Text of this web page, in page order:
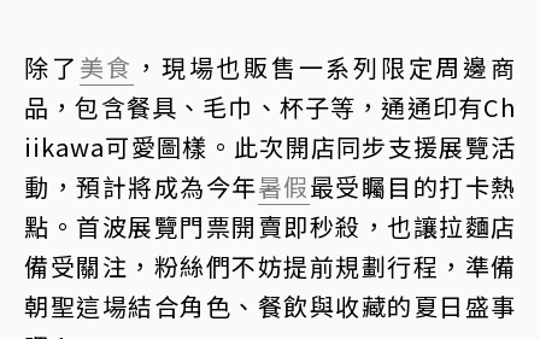
除了 美食 ，現場也販售一系列限定周邊商
品，包含餐具、毛巾、杯子等，通通印有Ch
iikawa可愛圖樣。此次開店同步支援展覽活
動，預計將成為今年暑假最受矚目的打卡熱
點。首波展覽門票開賣即秒殺，也讓拉麵店
備受關注，粉絲們不妨提前規劃行程，準備
朝聖這場結合角色、餐飲與收藏的夏日盛事